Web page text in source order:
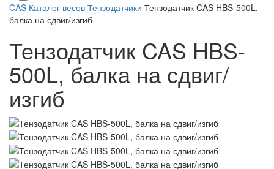
CAS Каталог весов Тензодатчики Тензодатчик CAS HBS-500L,
балка на сдвиг/изгиб
Тензодатчик CAS HBS-
500L, балка на сдвиг/
изгиб